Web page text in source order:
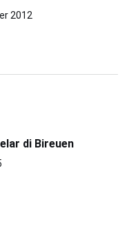
2012
di Bireuen